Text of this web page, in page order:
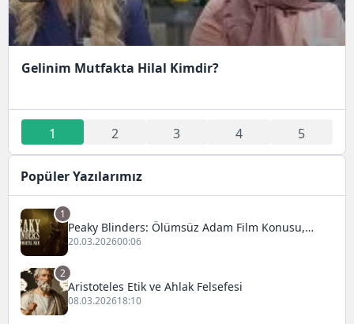
Gelinim Mutfakta Hilal Kimdir?
1 2 3 4 5
Popüler Yazılarımız
1
Peaky Blinders: Ölümsüz Adam Film Konusu,
Oyuncuları ve İnceleme
20.03.202600:06
2
Aristoteles Etik ve Ahlak Felsefesi
08.03.202618:10